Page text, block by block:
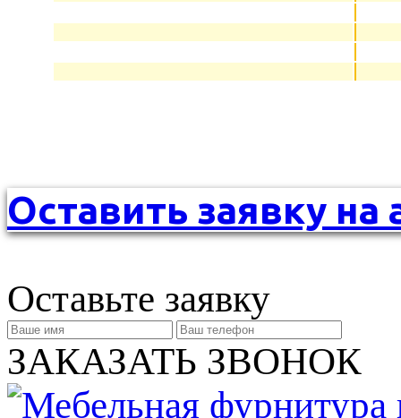
Оставить заявку на
Оставьте заявку
ЗАКАЗАТЬ ЗВОНОК